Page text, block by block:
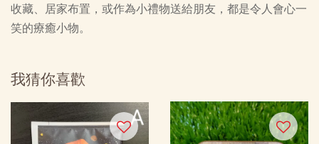
收藏、居家布置，或作為小禮物送給朋友，都是令人會心一
笑的療癒小物。
我猜你喜歡